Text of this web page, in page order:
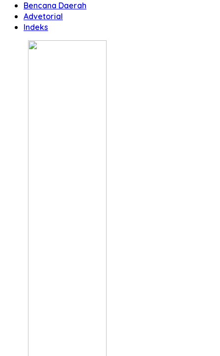
Bencana Daerah
Advetorial
Indeks